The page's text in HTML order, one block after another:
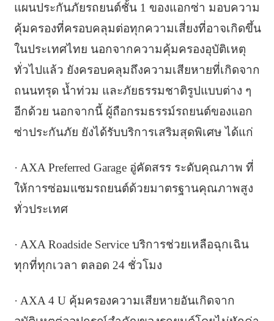
แผนประกันภัยรถยนต์ชั้น 1 ของแอกซ่า มอบความ
คุ้มครองที่ครอบคลุมต่อทุกความเสี่ยงที่อาจเกิดขึ้น
ในประเทศไทย นอกจากความคุ้มครองอุบัติเหตุ
ทั่วไปแล้ว ยังครอบคลุมถึงความเสียหายที่เกิดจาก
ถนนทรุด น้ำท่วม และภัยธรรมชาติรูปแบบต่าง ๆ
อีกด้วย นอกจากนี้ ผู้ถือกรมธรรม์รถยนต์ของแอก
ซ่าประกันภัย ยังได้รับบริการเสริมสุดพิเศษ ได้แก่
· AXA Preferred Garage อู่คัดสรร ระดับคุณภาพ ที่
ให้การซ่อมแซมรถยนต์ด้วยมาตรฐานคุณภาพสูง
ทั่วประเทศ
· AXA Roadside Service บริการช่วยเหลือฉุกเฉิน
ทุกที่ทุกเวลา ตลอด 24 ชั่วโมง
· AXA 4 U คุ้มครองความเสียหายอันเกิดจาก